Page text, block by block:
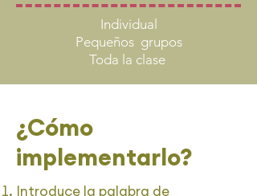
Individual
Pequeños grupos
Toda la clase
¿Cómo
implementarlo?
Introduce la palabra de